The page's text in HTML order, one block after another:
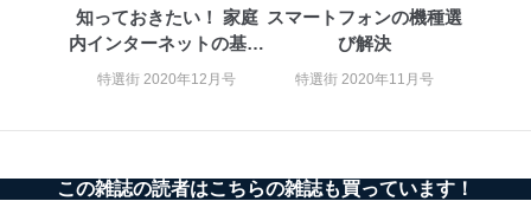
知っておきたい！ 家庭
内インターネットの基礎
知識
特選街 2020年12月号
スマートフォンの機種選
び解決
特選街 2020年11月号
この雑誌の読者はこちらの雑誌も買っています！